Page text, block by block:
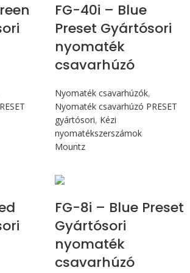
FG-40i – Blue
Preset Gyártósori
nyomaték
csavarhúzó
Nyomaték csavarhúzók,
Nyomaték csavarhúzó PRESET
gyártósori, Kézi
nyomatékszerszámok
Mountz
FG-8i – Blue Preset
Gyártósori
nyomaték
csavarhúzó